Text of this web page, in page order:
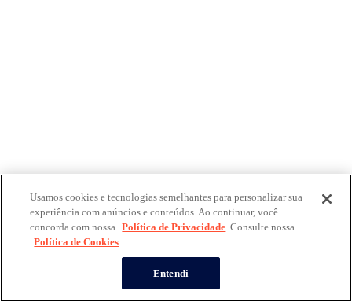
Usamos cookies e tecnologias semelhantes para personalizar sua
experiência com anúncios e conteúdos. Ao continuar, você
concorda com nossa Política de Privacidade. Consulte nossa
Política de Cookies
Entendi